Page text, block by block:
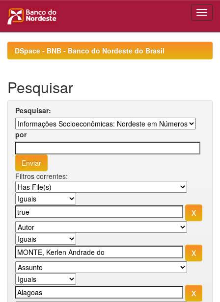
navigationDSpace - BNB - Banco do Nordeste do Brasil
Pesquisar
Pesquisar:
por
Filtros correntes: